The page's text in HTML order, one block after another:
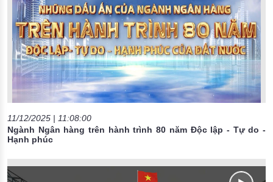
11/12/2025 | 11:08:00
Ngành Ngân hàng trên hành trình 80 năm Độc lập - Tự do -
Hạnh phúc